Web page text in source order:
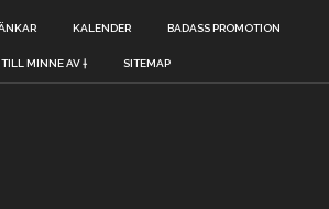
KALENDER BADASS PROMOTION
TILL MINNE AV † SITEMAP